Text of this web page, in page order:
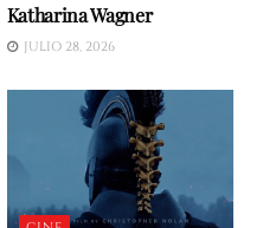
Katharina Wagner
JULIO 28, 2026